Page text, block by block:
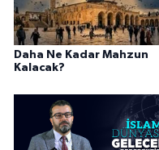
Daha Ne Kadar Mahzun
Kalacak?
Bitlis Müftülüğü
Burdur
Sağlık
Ekonomi